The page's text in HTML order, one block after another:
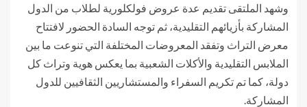
وشهد الملتقى تقديم عدة عروض فولكلورية لطلاب من الدول
المشاركة بأزيائهم التقليدية، ثم توجه السادة الحضور لافتتاح
معرض التراث وتفقد المعروضات المختلفة التي تنوعت ما بين
الملابس التقليدية والأكلات الشعبية بما يعكس هوية وتراث كل
دولة، كما تم تكريم السفراء والمستشاريين الثقافيين للدول
المشاركة.